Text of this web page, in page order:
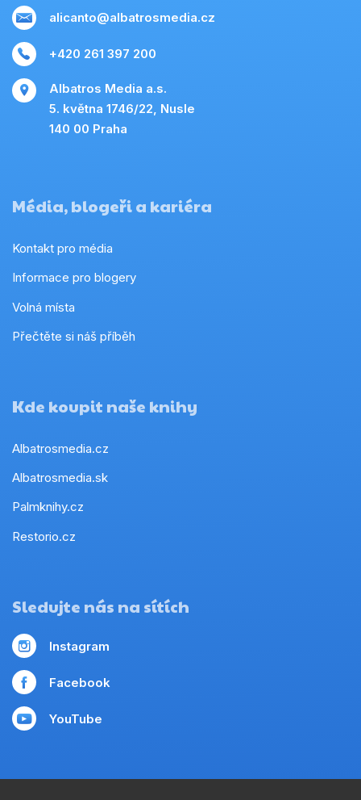
alicanto@albatrosmedia.cz
+420 261 397 200
Albatros Media a.s.
5. května 1746/22, Nusle
140 00 Praha
Média, blogeři a kariéra
Kontakt pro média
Informace pro blogery
Volná místa
Přečtěte si náš příběh
Kde koupit naše knihy
Albatrosmedia.cz
Albatrosmedia.sk
Palmknihy.cz
Restorio.cz
Sledujte nás na sítích
Instagram
Facebook
YouTube